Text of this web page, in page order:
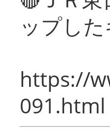
ップし
https://
091.html